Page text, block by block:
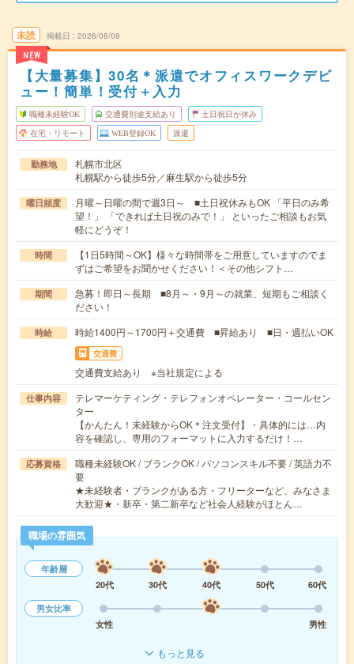
未読
NEW
掲載日 2026/08/08
【大量募集】30名＊派遣でオフィスワークデビ
ュー！簡単！受付＋入力
職種未経験OK 交通費別途支給あり 土日祝日が休み
在宅・リモート WEB登録OK 派遣
勤務地
札幌市北区
札幌駅から徒歩5分／麻生駅から徒歩5分
曜日頻度
月曜～日曜の間で週3日～ ■土日祝休みもOK 「平日のみ希
望！」 「できれば土日祝のみで！」 といったご相談もお気
軽にどうぞ！
時間
【1日5時間～OK】様々な時間帯をご用意していますのでま
ずはご希望をお聞かせください！＜その他シフト…
期間
急募！即日～長期 ■8月～・9月～の就業、短期もご相談く
ださい！
時給 時給1400円～1700円＋交通費 ■昇給あり ■日・週払いOK
交通費
交通費支給あり ※当社規定による
仕事内容
テレマーケティング・テレフォンオペレーター・コールセン
ター
【かんたん！未経験からOK＊注文受付】・具体的には…内
容を確認し、専用のフォーマットに入力するだけ！…
応募資格
職種未経験OK / ブランクOK / パソコンスキル不要 / 英語力不
要
★未経験者・ブランクがある方・フリーターなど、みなさま
大歓迎★・新卒・第二新卒など社会人経験がほとん…
職場の雰囲気
年齢層
20代
30代 40代 50代
60代
男女比率
女性
男性
もっと見る